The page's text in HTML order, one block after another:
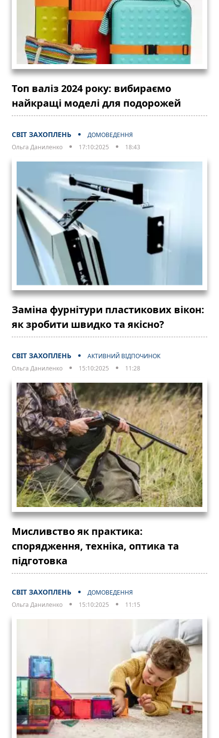
Топ валіз 2024 року: вибираємо
найкращі моделі для подорожей
СВІТ ЗАХОПЛЕНЬ
ДОМОВЕДЕННЯ
Ольга Даниленко
17:10:2025 18:43
Заміна фурнітури пластикових вікон:
як зробити швидко та якісно?
СВІТ ЗАХОПЛЕНЬ
АКТИВНИЙ ВІДПОЧИНОК
Ольга Даниленко
15:10:2025 11:28
Мисливство як практика:
спорядження, техніка, оптика та
підготовка
СВІТ ЗАХОПЛЕНЬ
ДОМОВЕДЕННЯ
Ольга Даниленко
15:10:2025 11:15